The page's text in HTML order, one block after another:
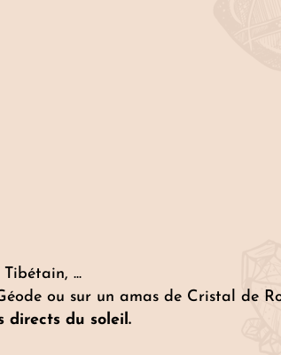
...
ou sur un amas de Cristal de
directs du soleil.